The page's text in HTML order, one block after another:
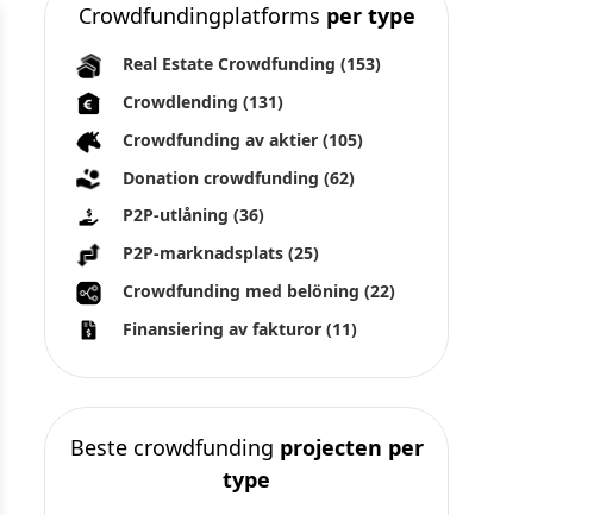
Crowdfundingplatforms per type
Real Estate Crowdfunding (153)
Crowdlending (131)
Crowdfunding av aktier (105)
Donation crowdfunding (62)
P2P-utlåning (36)
P2P-marknadsplats (25)
Crowdfunding med belöning (22)
Finansiering av fakturor (11)
Beste crowdfunding projecten per
type